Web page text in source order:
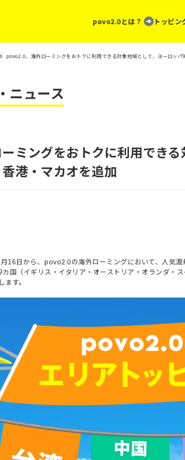
povo2.0とは？ トッピン
povo2.0、海外ローミングをおトクに利用できる対象地域として、ヨーロッ
ニュース
ミングをおトクに利用でき
港・マカオを追加
16日から、povo2.0の海外ローミングにおいて、人気
国（イギリス・イタリア・オーストリア・オランダ・
す。